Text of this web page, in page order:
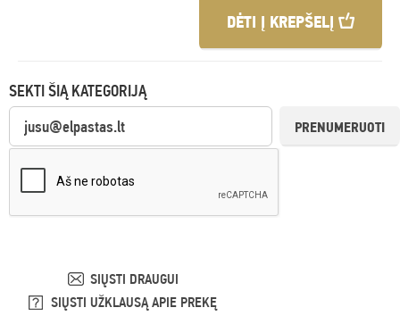
DĖTI Į KREPŠELĮ
SEKTI ŠIĄ KATEGORIJĄ
PRENUMERUOTI
SIŲSTI DRAUGUI
SIŲSTI UŽKLAUSĄ APIE PREKĘ